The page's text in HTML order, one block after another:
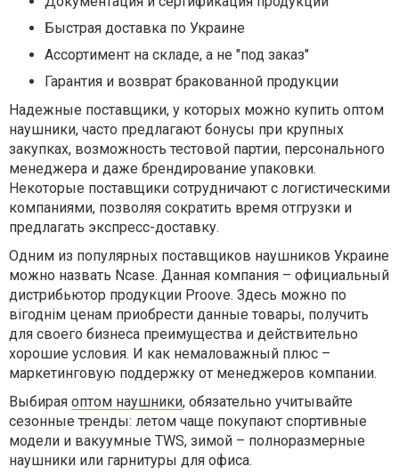
Быстрая доставка по Украине
Ассортимент на складе, а не "под заказ"
Гарантия и возврат бракованной продукции
Надежные поставщики, у которых можно купить оптом
наушники, часто предлагают бонусы при крупных
закупках, возможность тестовой партии, персонального
менеджера и даже брендирование упаковки.
Некоторые поставщики сотрудничают с логистическими
компаниями, позволяя сократить время отгрузки и
предлагать экспресс-доставку.
Одним из популярных поставщиков наушников Украине
можно назвать Ncase. Данная компания – официальный
дистрибьютор продукции Proove. Здесь можно по
вігоднім ценам приобрести данные товары, получить
для своего бизнеса преимущества и действительно
хорошие условия. И как немаловажный плюс –
маркетинговую поддержку от менеджеров компании.
Выбирая оптом наушники, обязательно учитывайте
сезонные тренды: летом чаще покупают спортивные
модели и вакуумные TWS, зимой – полноразмерные
наушники или гарнитуры для офиса.